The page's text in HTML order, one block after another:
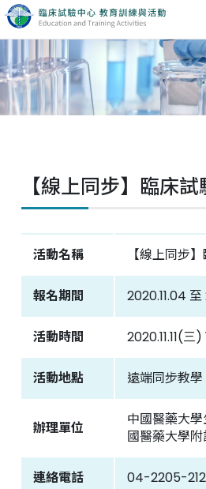
實體與線上同步課程
最新消息
活動集錦
Q&A
相關連結
聯絡我們
中國醫藥大學附設醫院
【線上同步】臨床
活動名稱 【線上同步
報名期間 2020.11.04 至
活動時間 2020.11.11(
活動地點 遠端同步教學
辦理單位
中國醫藥大
國醫藥大學
連絡電話 04-2205-